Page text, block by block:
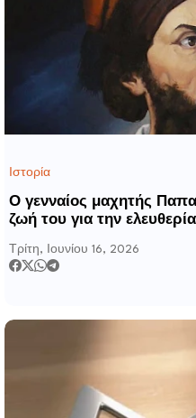
Ιστορία
Ο γενναίος μαχητής
ζωή του για την
Τρίτη, Ιουνίου 16, 2026